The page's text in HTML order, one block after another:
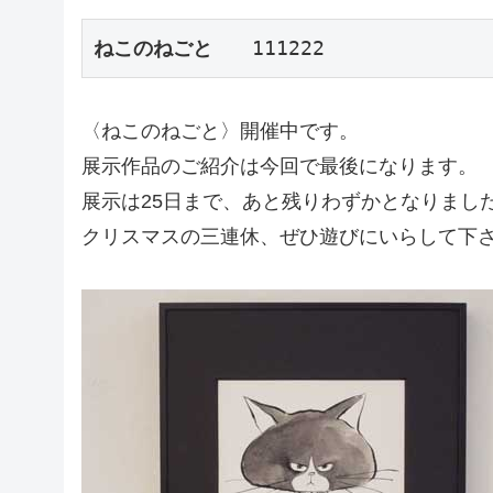
ねこのねごと 111222
〈ねこのねごと〉開催中です。
展示作品のご紹介は今回で最後になります。
展示は25日まで、あと残りわずかとなりました
クリスマスの三連休、ぜひ遊びにいらして下さ